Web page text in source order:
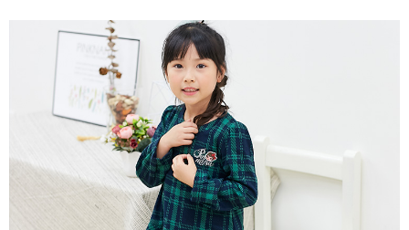
7-11付款取貨
每筆NT$80，滿NT$2,000(含以上)免運費
付款後7-11取貨
每筆NT$80，滿NT$2,000(含以上)免運費
每筆NT$80，滿NT$2,000(含以上)免運費